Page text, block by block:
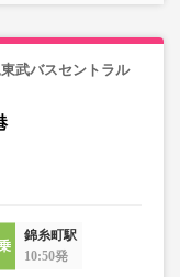
武バスセントラル
錦糸町駅
10:50発